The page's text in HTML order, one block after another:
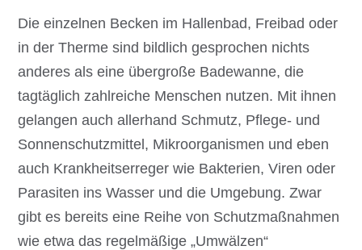
Die einzelnen Becken im Hallenbad, Freibad oder
in der Therme sind bildlich gesprochen nichts
anderes als eine übergroße Badewanne, die
tagtäglich zahlreiche Menschen nutzen. Mit ihnen
gelangen auch allerhand Schmutz, Pflege- und
Sonnenschutzmittel, Mikroorganismen und eben
auch Krankheitserreger wie Bakterien, Viren oder
Parasiten ins Wasser und die Umgebung. Zwar
gibt es bereits eine Reihe von Schutzmaßnahmen
wie etwa das regelmäßige „Umwälzen“